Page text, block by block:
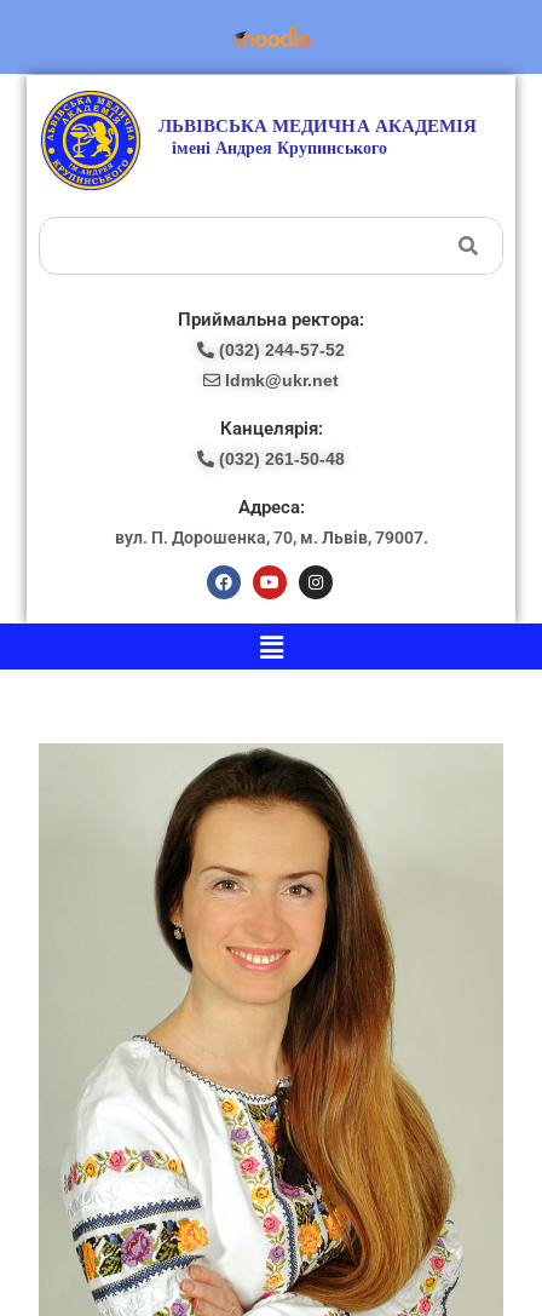
Приймальна ректора:
(032) 244-57-52
ldmk@ukr.net
Канцелярія:
(032) 261-50-48
Адреса:
вул. П. Дорошенка, 70, м. Львів, 79007.